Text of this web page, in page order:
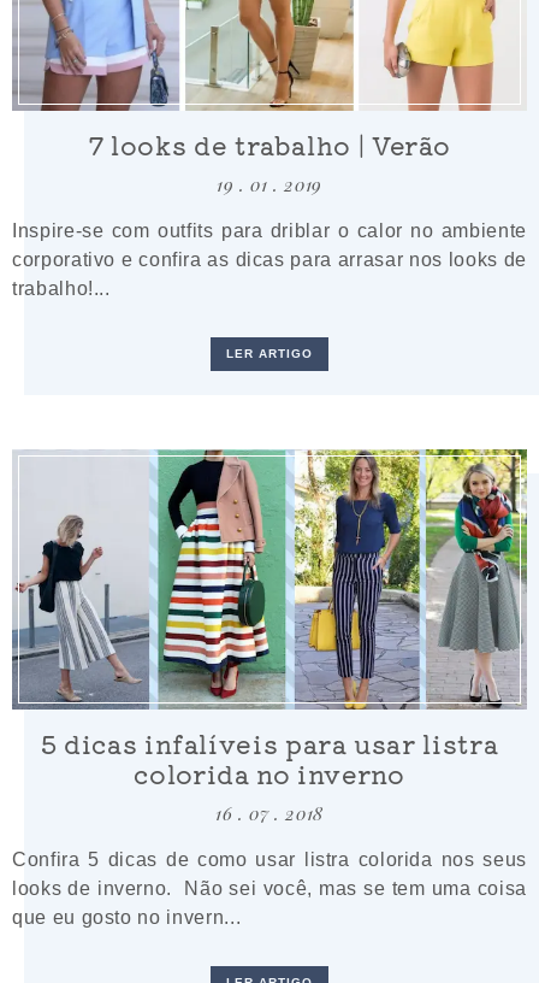
7 looks de trabalho | Verão
19 . 01 . 2019
Inspire-se com outfits para driblar o calor no ambiente
corporativo e confira as dicas para arrasar nos looks de
trabalho!...
LER ARTIGO
5 dicas infalíveis para usar listra
colorida no inverno
16 . 07 . 2018
Confira 5 dicas de como usar listra colorida nos seus
looks de inverno. Não sei você, mas se tem uma coisa
que eu gosto no invern...